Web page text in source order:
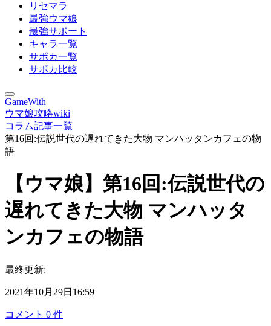
リセマラ
最強ウマ娘
最強サポート
キャラ一覧
サポカ一覧
サポカ比較
GameWith
ウマ娘攻略wiki
コラム記事一覧
第16回:伝説世代の遅れてきた大物 マンハッタンカフェの物
語
【ウマ娘】第16回:伝説世代の
遅れてきた大物 マンハッタ
ンカフェの物語
最終更新:
2021年10月29日16:59
コメント 0 件